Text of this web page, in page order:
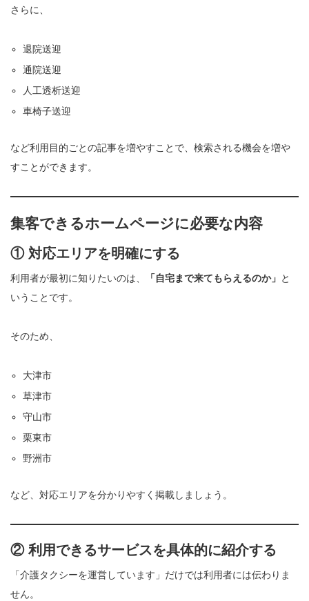
さらに、
退院送迎
通院送迎
人工透析送迎
車椅子送迎
など利用目的ごとの記事を増やすことで、検索される機会を増や
すことができます。
集客できるホームページに必要な内容
① 対応エリアを明確にする
利用者が最初に知りたいのは、 「自宅まで来てもらえるのか」 と
いうことです。
そのため、
大津市
草津市
守山市
栗東市
野洲市
など、対応エリアを分かりやすく掲載しましょう。
② 利用できるサービスを具体的に紹介する
「介護タクシーを運営しています」だけでは利用者には伝わりま
せん。